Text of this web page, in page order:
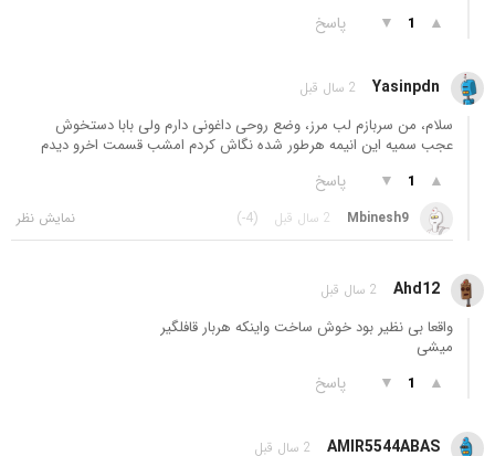
▲
1
▼ پاسخ
Yasinpdn 2 سال قبل
سلام، من سربازم لب مرز، وضع روحی داغونی دارم ولی بابا دستخوش
عجب سمیه این انیمه هرطور شده نگاش کردم امشب قسمت اخرو دیدم
▲
1
▼ پاسخ
Mbinesh9 2 سال قبل (-4)
Ahd12 2 سال قبل
واقعا بی نظیر بود خوش ساخت واینکه هربار قافلگیر
میشی
▲
1
▼ پاسخ
AMIR5544ABAS 2 سال قبل